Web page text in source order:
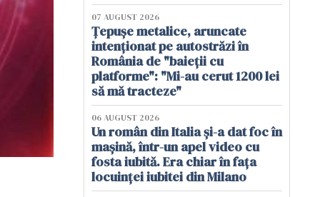
07 AUGUST 2026
Țepușe metalice, aruncate
intenționat pe autostrăzi în
România de "baieții cu
platforme": "Mi-au cerut 1200 lei
să mă tracteze"
06 AUGUST 2026
Un român din Italia și-a dat foc în
mașină, într-un apel video cu
fosta iubită. Era chiar în fața
locuinței iubitei din Milano